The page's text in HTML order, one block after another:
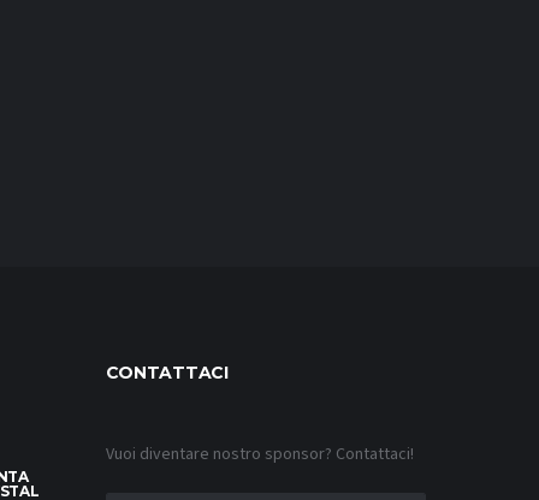
CONTATTACI
Vuoi diventare nostro sponsor? Contattaci!